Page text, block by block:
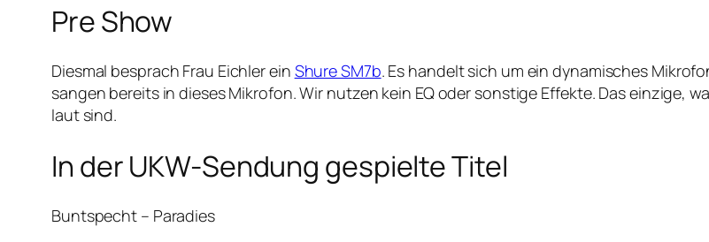
Pre Show
Diesmal besprach Frau Eichler ein Shure SM7b. Es handelt sich um ein dynamisches
sangen bereits in dieses Mikrofon. Wir nutzen kein EQ oder sonstige Effekte. Das einzige,
laut sind.
In der UKW-Sendung gespielte Titel
Buntspecht – Paradies